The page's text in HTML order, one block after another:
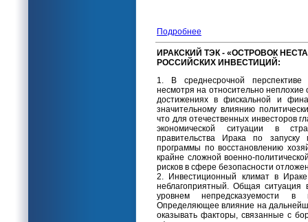
Подробнее
ИРАКСКИЙ ТЭК - «ОСТРОВОК
РОССИЙСКИХ ИНВЕСТИЦИЙ:
1. В среднесрочной перспективе
несмотря на относительно неплохие
достижениях в фискальной и
значительному влиянию
что для отечественных инвесторов
экономической ситуации в
правительства Ирака по запуску
программы по восстановлению
крайне сложной военно-
рисков в сфере безопасности
2. Инвестиционный климат в Ираке
неблагоприятный. Общая ситуация
уровнем непредсказуемости в
Определяющее влияние на
оказывать факторы, связанные с